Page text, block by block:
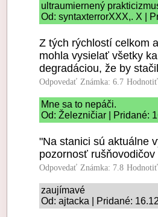
ultraumiernený
Od: syntaxterrorXXX,. X |
Z tých rýchlostí celkom
mohla vysielať všetky
degradáciou, že by
Odpovedať Známka: 6.7
Mne sa to nepáči.
Od: Železničiar | Pridané:
"Na stanici sú aktuálne
pozornosť
Odpovedať Známka: 7.8
zaujímavé
Od: ajtacka | Pridané: